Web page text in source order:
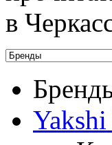
в
Yakshi